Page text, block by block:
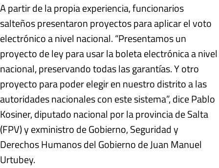
A partir de la propia experiencia, funcionarios
salteños presentaron proyectos para aplicar el voto
electrónico a nivel nacional. “Presentamos un
proyecto de ley para usar la boleta electrónica a nivel
nacional, preservando todas las garantías. Y otro
proyecto para poder elegir en nuestro distrito a las
autoridades nacionales con este sistema”, dice Pablo
Kosiner, diputado nacional por la provincia de Salta
(FPV) y exministro de Gobierno, Seguridad y
Derechos Humanos del Gobierno de Juan Manuel
Urtubey.